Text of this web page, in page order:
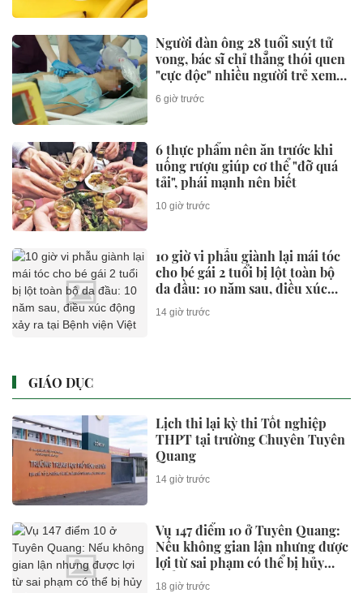
Người đàn ông 28 tuổi suýt tử
vong, bác sĩ chỉ thẳng thói quen
"cực độc" nhiều người trẻ xem
nhẹ
6 giờ trước
6 thực phẩm nên ăn trước khi
uống rượu giúp cơ thể "đỡ quá
tải", phái mạnh nên biết
10 giờ trước
10 giờ vi phẫu giành lại mái tóc
cho bé gái 2 tuổi bị lột toàn bộ
da đầu: 10 năm sau, điều xúc
động xảy ra tại Bệnh viện Việt
Đức
14 giờ trước
GIÁO DỤC
Lịch thi lại kỳ thi Tốt nghiệp
THPT tại trường Chuyên Tuyên
Quang
14 giờ trước
Vụ 147 điểm 10 ở Tuyên Quang:
Nếu không gian lận nhưng được
lợi từ sai phạm có thể bị hủy
điểm không?
18 giờ trước